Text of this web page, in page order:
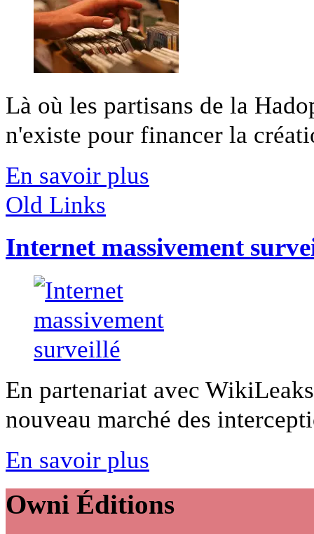
Là où les partisans de la
n'existe pour financer la
En savoir plus
Old Links
Internet massivement
En partenariat avec
nouveau marché des
En savoir plus
Owni Éditions